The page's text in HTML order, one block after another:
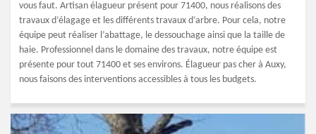
vous faut. Artisan élagueur présent pour 71400, nous réalisons des
travaux d’élagage et les différents travaux d’arbre. Pour cela, notre
équipe peut réaliser l’abattage, le dessouchage ainsi que la taille de
haie. Professionnel dans le domaine des travaux, notre équipe est
présente pour tout 71400 et ses environs. Élagueur pas cher à Auxy,
nous faisons des interventions accessibles à tous les budgets.